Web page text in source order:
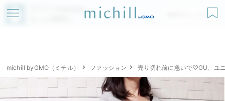
アプリでmichillが
無料ダウンロード
michill byGMO（ミチル） ファッション 売り切れ前に急いで♡GU、ユ